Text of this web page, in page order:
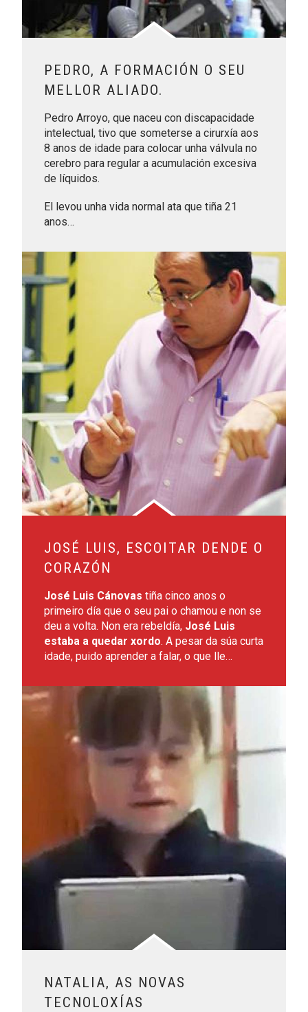
PEDRO, A FORMACIÓN O SEU
MELLOR ALIADO.
Pedro Arroyo, que naceu con discapacidade
intelectual, tivo que someterse a cirurxía aos
8 anos de idade para colocar unha válvula no
cerebro para regular a acumulación excesiva
de líquidos.
El levou unha vida normal ata que tiña 21
anos…
JOSÉ LUIS, ESCOITAR DENDE O
CORAZÓN
José Luis Cánovas tiña cinco anos o
primeiro día que o seu pai o chamou e non se
deu a volta. Non era rebeldía, José Luis
estaba a quedar xordo. A pesar da súa curta
idade, puido aprender a falar, o que lle…
Leer más sobre José Luis, escoitar dende o corazón
NATALIA, AS NOVAS
TECNOLOXÍAS
Leer más sobre Natalia, as novas tecnoloxías